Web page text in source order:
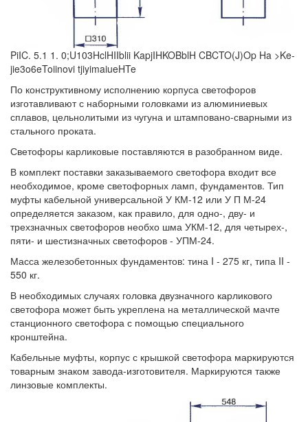
PiIC. 5.1 1. 0;U103HclHIIblii KapjIHKOBblH CBCTO(J)Op Ha >Ke-
jie3o6eToiinovi tjiyimaiueHTe
По конструктивному исполнению корпуса светофоров
изготавливают с наборными головками из алюминиевых
сплавов, цельнолитыми из чугуна и штамповано-сварными из
стального проката.
Светофоры карликовые поставляются в разобранном виде.
В комплект поставки заказываемого светофора входит все
необходимое, кроме светофорных ламп, фундаментов. Тип
муфты кабельной универсальной У КМ-12 или У П М-24
определяется заказом, как правило, для одно-, дву- и
трехзначных светофоров необхо шма УКМ-12, для четырех-,
пяти- и шестизначных светофоров - УПМ-24.
Масса железобетонных фундаментов: тина I - 275 кг, типа II -
550 кг.
В необходимых случаях головка двузначного карликового
светофора может быть укреплена на металлической мачте
станционного светофора с помощью специального
кронштейна.
Кабельные муфты, корпус с крышкой светофора маркируются
товарным знаком завода-изготовителя. Маркируются также
линзовые комплекты.